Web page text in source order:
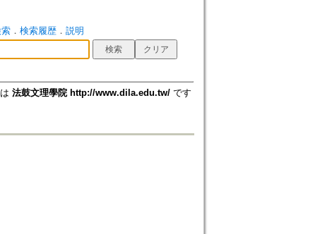
． 検索履歴． 説明
法鼓文理學院 http://www.dila.edu.tw/です